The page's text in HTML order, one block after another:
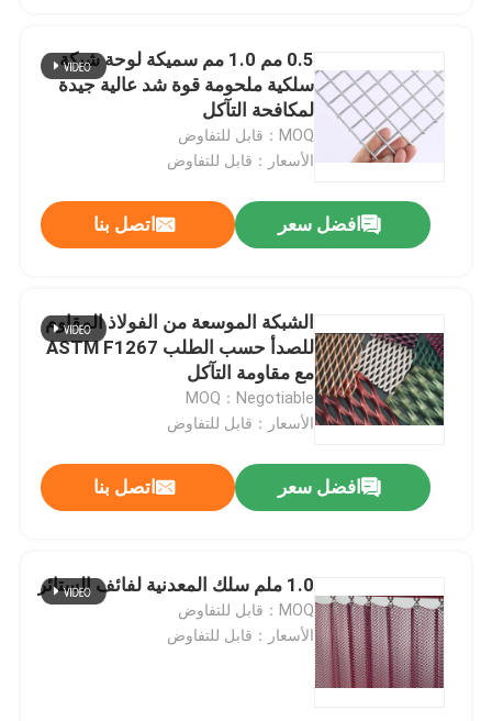
0.5 مم 1.0 مم سميكة لوحة شبكة
سلكية ملحومة قوة شد عالية جيدة
لمكافحة التآكل
MOQ：قابل للتفاوض
الأسعار：قابل للتفاوض
افضل سعر اتصل بنا
الشبكة الموسعة من الفولاذ المقاوم
للصدأ حسب الطلب ASTM F1267
مع مقاومة التآكل
MOQ：Negotiable
الأسعار：قابل للتفاوض
افضل سعر اتصل بنا
1.0 ملم سلك المعدنية لفائف الستائر
MOQ：قابل للتفاوض
الأسعار：قابل للتفاوض